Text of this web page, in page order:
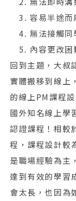
容易半途而
無法接觸同
內容更改困
回到主題，大叔
實體搬移到線上
的線上PM課程
國外知名線上學
認證課程！相較
程，課程設計較
是職場經驗為主
達到有效的學習
會太長，也因為